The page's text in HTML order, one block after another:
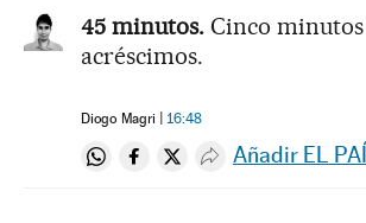
45 minutos. Cinco
acréscimos.
Diogo Magri 16:48
Compartir en Whatsapp
Compartir en Facebook
Compartir en Twitter
Desplegar Redes
Añadir EL